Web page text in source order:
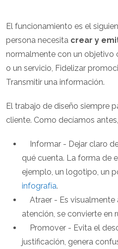
El funcionamiento es el
persona necesita crear y
normalmente con un objetivo
o un servicio, Fidelizar
Transmitir una información.
El trabajo de diseño siempre
cliente. Como decíamos
Informar - Dejar claro
qué cuenta. La forma de
ejemplo, un logotipo, un
infografía.
Atraer - Es visualmente
atención, se convierte en
Promover - Evita el
justificación, genera